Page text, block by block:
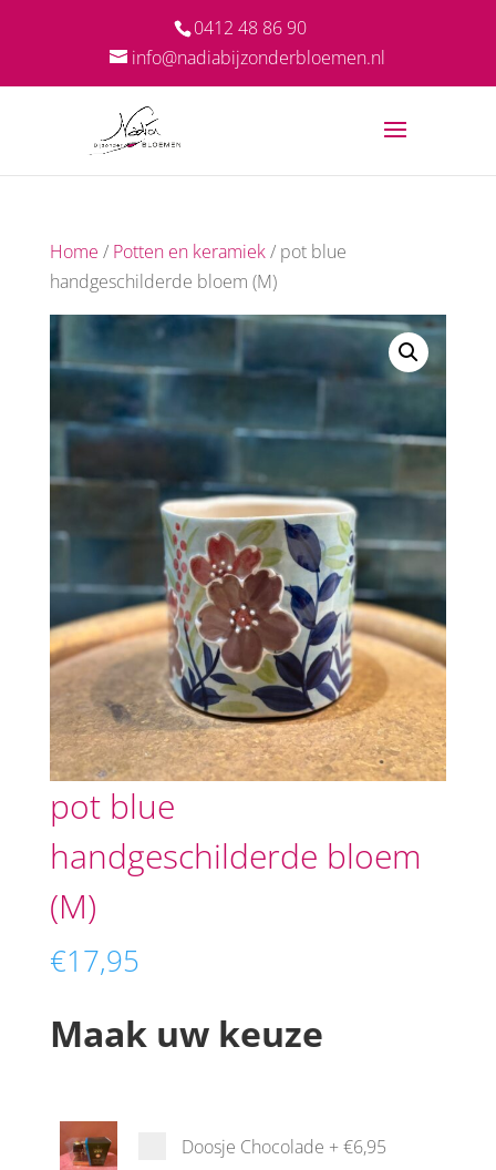
0412 48 86 90
info@nadiabijzonderbloemen.nl
Home / Potten en keramiek/ pot blue
handgeschilderde bloem (M)
pot blue
handgeschilderde bloem
(M)
€17,95
Maak uw keuze
Doosje Chocolade +€6,95